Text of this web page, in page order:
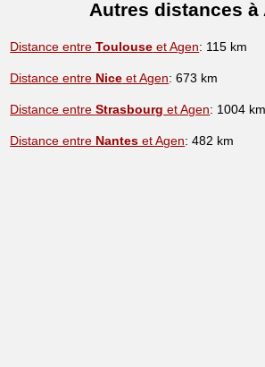
Autres distances à
Distance entreToulouse et Agen: 115 km
Distance entre Nice et Agen: 673 km
Distance entreStrasbourg et Agen: 1004 km
Distance entre Nantes et Agen: 482 km